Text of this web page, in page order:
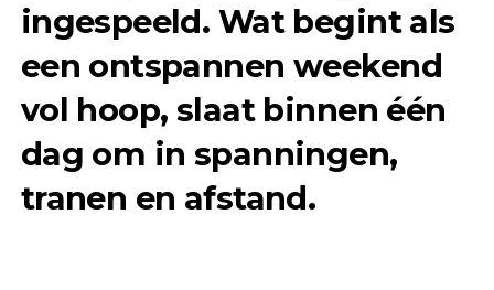
ingespeeld. Wat begint als
een ontspannen weekend
vol hoop, slaat binnen één
dag om in spanningen,
tranen en afstand.